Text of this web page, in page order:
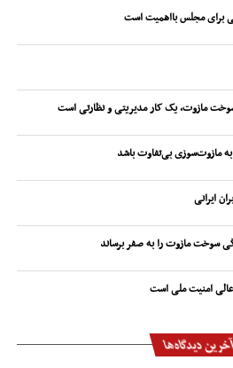
برای مجلس بااهمیت است
مازوت، یک کار مدیریتی و نظارتی است
مازوت‌سوزی بی‌تفاوت باشد
ایرانی
سوخت مازوت را به صفر برساند
امنیت ملی است
آخرین دیدگاه‌ها